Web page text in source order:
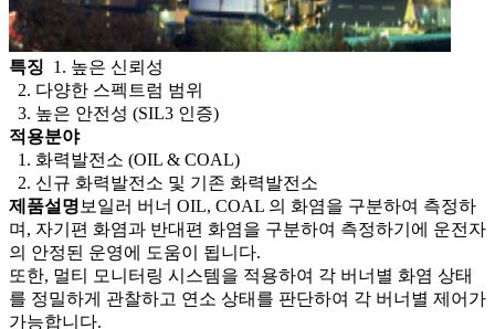
특징 1. 높은 신뢰성
2. 다양한 스펙트럼 범위
3. 높은 안전성 (SIL3 인증)
적용분야
1. 화력발전소 (OIL & COAL)
2. 신규 화력발전소 및 기존 화력발전소
제품설명 보일러 버너 OIL, COAL 의 화염을 구분하여 측정하
며, 자기편 화염과 반대편 화염을 구분하여 측정하기에 운전자
의 안정된 운영에 도움이 됩니다.
또한, 멀티 모니터링 시스템을 적용하여 각 버너별 화염 상태
를 정밀하게 관찰하고 연소 상태를 판단하여 각 버너별 제어가
가능합니다.